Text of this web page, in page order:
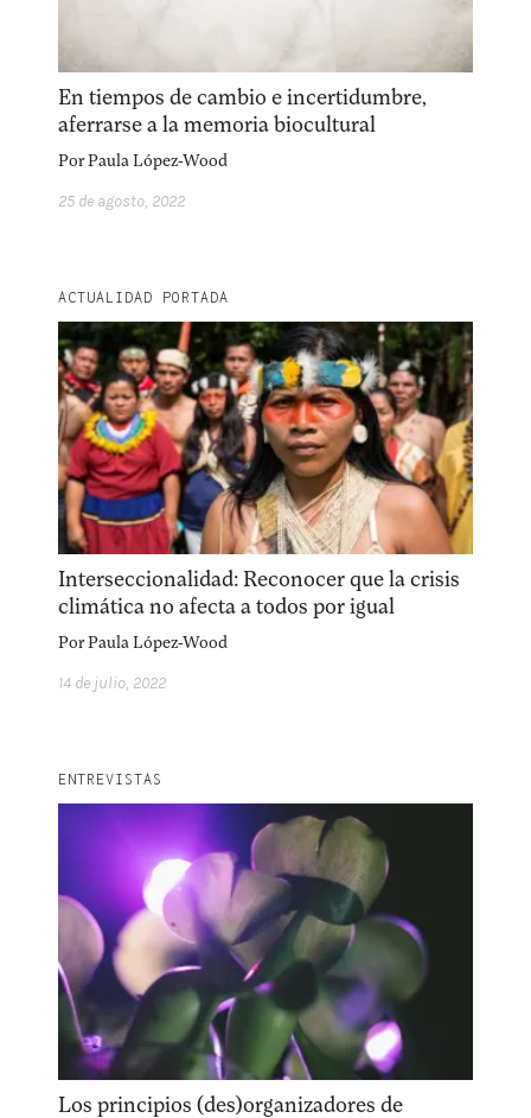
En tiempos de cambio e incertidumbre,
aferrarse a la memoria biocultural
PorPaula López-Wood
25 de agosto, 2022
ACTUALIDAD PORTADA
Interseccionalidad: Reconocer que la crisis
climática no afecta a todos por igual
PorPaula López-Wood
14 de julio, 2022
ENTREVISTAS
Los principios (des)organizadores de